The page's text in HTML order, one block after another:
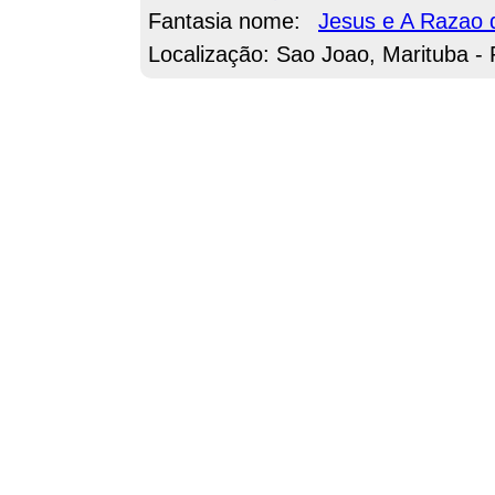
Fantasia nome:
Jesus e A Razao
Localização: Sao Joao, Marituba -